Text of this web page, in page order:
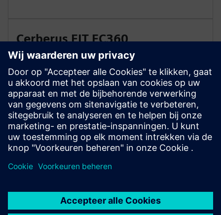
Cerberus FIT FC360
De FC360 Desktop Editor maakt het mogelijk om
systeemconfiguraties offline te bekijken en te
bewerken. Het biedt installateurs ook zelflerende
mogelijkheden om expertise op te bouwen met een
„virtueel” systeem.